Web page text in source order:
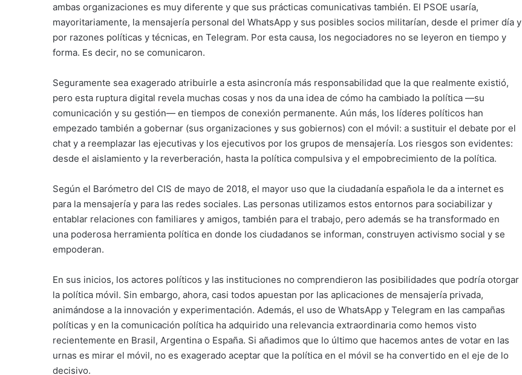
ambas organizaciones es muy diferente y que sus prácticas comunicativas también. El PSOE usaría,
mayoritariamente, la mensajería personal del WhatsApp y sus posibles socios militarían, desde el primer día y
por razones políticas y técnicas, en Telegram. Por esta causa, los negociadores no se leyeron en tiempo y
forma. Es decir, no se comunicaron.
Seguramente sea exagerado atribuirle a esta asincronía más responsabilidad que la que realmente existió,
pero esta ruptura digital revela muchas cosas y nos da una idea de cómo ha cambiado la política —su
comunicación y su gestión— en tiempos de conexión permanente. Aún más, los líderes políticos han
empezado también a gobernar (sus organizaciones y sus gobiernos) con el móvil: a sustituir el debate por el
chat y a reemplazar las ejecutivas y los ejecutivos por los grupos de mensajería. Los riesgos son evidentes:
desde el aislamiento y la reverberación, hasta la política compulsiva y el empobrecimiento de la política.
Según el Barómetro del CIS de mayo de 2018, el mayor uso que la ciudadanía española le da a internet es
para la mensajería y para las redes sociales. Las personas utilizamos estos entornos para sociabilizar y
entablar relaciones con familiares y amigos, también para el trabajo, pero además se ha transformado en
una poderosa herramienta política en donde los ciudadanos se informan, construyen activismo social y se
empoderan.
En sus inicios, los actores políticos y las instituciones no comprendieron las posibilidades que podría otorgar
la política móvil. Sin embargo, ahora, casi todos apuestan por las aplicaciones de mensajería privada,
animándose a la innovación y experimentación. Además, el uso de WhatsApp y Telegram en las campañas
políticas y en la comunicación política ha adquirido una relevancia extraordinaria como hemos visto
recientemente en Brasil, Argentina o España. Si añadimos que lo último que hacemos antes de votar en las
urnas es mirar el móvil, no es exagerado aceptar que la política en el móvil se ha convertido en el eje de lo
decisivo.